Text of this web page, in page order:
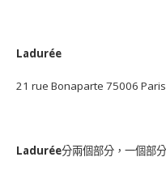
Ladurée
21 rue Bonaparte 75006
Ladurée分兩個部分，一個部